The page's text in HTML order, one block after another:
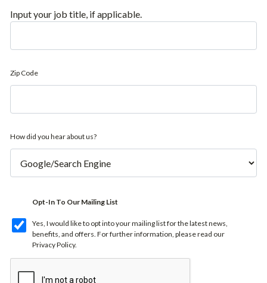
Input your job title, if applicable.
Zip Code
How did you hear about us?
Opt-In To Our Mailing List
Yes, I would like to opt into your mailing list for the latest news,
benefits, and offers. For further information, please read our
Privacy Policy.